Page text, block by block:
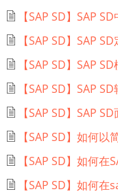
【SAP SD】SAP
【SAP SD】SAP
【SAP SD】SAP
【SAP SD】SAP
【SAP SD】SAP
【SAP SD】如何
【SAP SD】如何
【SAP SD】如何